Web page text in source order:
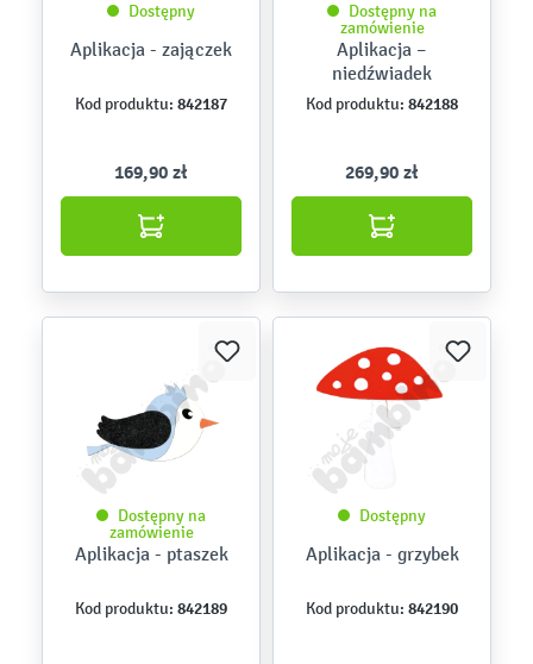
Dostępny
Aplikacja - zajączek
Kod produktu: 842187
169,90 zł
Dostępny na
zamówienie
Aplikacja –
niedźwiadek
Kod produktu: 842188
269,90 zł
Dostępny na
zamówienie
Aplikacja - ptaszek
Kod produktu: 842189
Dostępny
Aplikacja - grzybek
Kod produktu: 842190